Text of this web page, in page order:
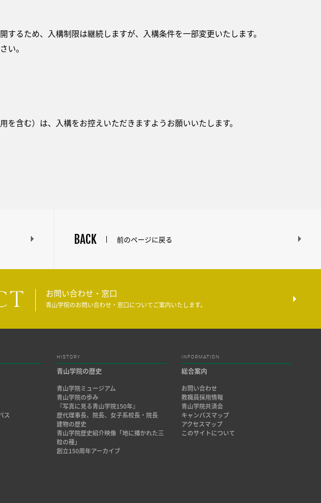
るため、入構制限は継続しますが、入構条件を一部変更いたします。
い。
含む）は、入構をお控えいただきますようお願いいたします。
BACK 前のページに戻る
お問い合わせ・窓口
青山学院のお問い合わせ・窓口についてご案内いたします。
ス
HISTORY
青山学院の歴史
青山学院ミュージアム
青山学院の歩み
『写真に見る青山学院150年』
歴代理事長、院長、女子系校長・院長
建物の歴史
青山学院歴史紹介映像「地に播かれた三
粒の種」
創立150周年アーカイブ
INFORMATION
総合案内
お問い合わせ
教職員採用情報
青山学院共済会
キャンパスマップ
アクセスマップ
このサイトについて